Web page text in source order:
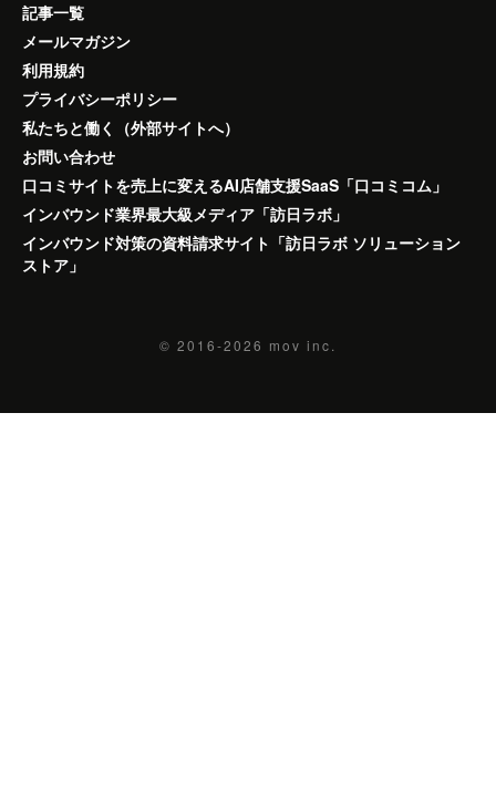
記事一覧
メールマガジン
利用規約
プライバシーポリシー
私たちと働く（外部サイトへ）
お問い合わせ
口コミサイトを売上に変えるAI店舗支援SaaS「口コミコム」
インバウンド業界最大級メディア「訪日ラボ」
インバウンド対策の資料請求サイト「訪日ラボ ソリューション
ストア」
© 2016-2026 mov inc.